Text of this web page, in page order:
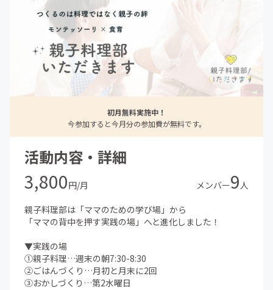
初月無料実施中！
今参加すると今月分の参加費が無料です。
活動内容・詳細
3,800円/月 メンバー9人
親子料理部は「ママのための学び場」から
「ママの背中を押す実践の場」へと進化しました！
▼実践の場
①親子料理…週末の朝7:30-8:30
②ごはんづくり…月初と月末に2回
③おかしづくり…第2水曜日